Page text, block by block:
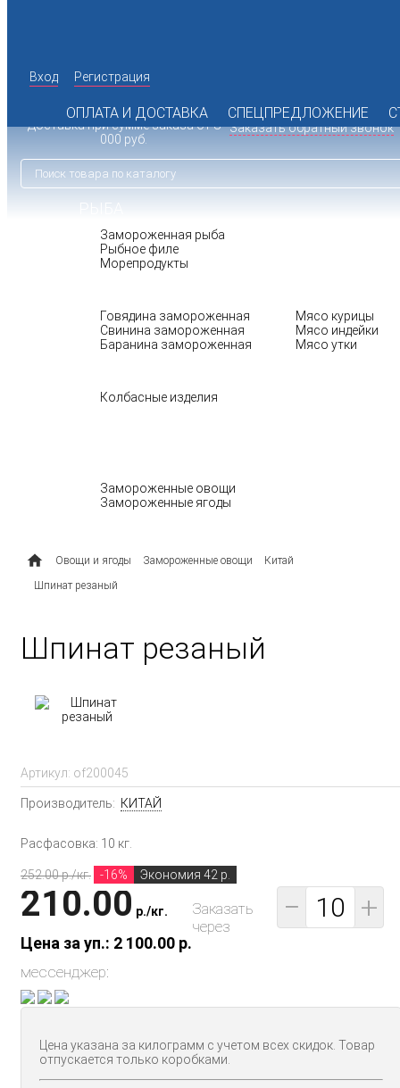
Вход Регистрация
ОПЛАТА И ДОСТАВКА СПЕЦПРЕДЛОЖЕНИЕ
+7 (925) 072 77 74
Заказать обратный звонок
10:00 до 17:00
Доставка при сумме заказа от 8
000 руб.
РЫБА
Замороженная рыба
Рыбное филе
Морепродукты
Говядина замороженная
Свинина замороженная
Баранина замороженная
Мясо курицы
Мясо индейки
Мясо утки
Колбасные изделия
Замороженные овощи
Замороженные ягоды
Овощи и ягоды Замороженные овощи
Китай
Шпинат резаный
Шпинат резаный
Артикул: of200045
Производитель: КИТАЙ
Расфасовка: 10 кг.
252.00 p./кг. -16% Экономия 42 р.
210.00 p./кг.
Цена за уп.: 2 100.00 p.
− +
Заказать
через
мессенджер:
Цена указана за килограмм с учетом всех скидок. Товар
отпускается только коробками.